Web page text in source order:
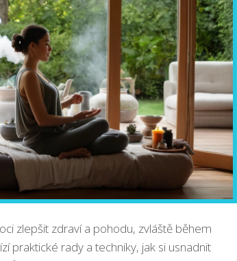
zlepšit zdraví a pohodu, zvláště během
praktické rady a techniky, jak si usnadnit